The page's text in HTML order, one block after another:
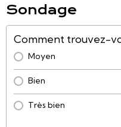
Sondage
Comment trouvez-
Moyen
Bien
Très bien